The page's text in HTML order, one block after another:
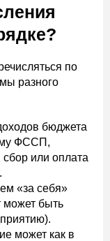
по
разного
бюджета
ФССП,
или оплата
«за себя»
может быть
может как в